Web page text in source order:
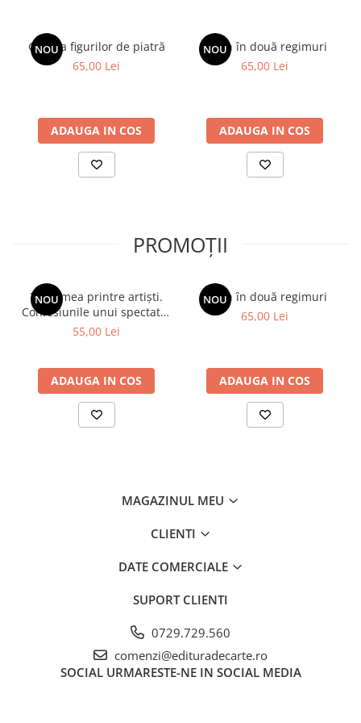
NOU
Galeria figurilor de piatră
65,00 Lei
ADAUGA IN COS
NOU
Spion în două regimuri
65,00 Lei
ADAUGA IN COS
PROMOȚII
NOU
Viața mea printre artiști.
Confesiunile unui spectator
fidel
55,00 Lei
ADAUGA IN COS
NOU
Spion în două regimuri
65,00 Lei
ADAUGA IN COS
MAGAZINUL MEU
CLIENTI
DATE COMERCIALE
SUPORT CLIENTI
0729.729.560
comenzi@edituradecarte.ro
SOCIAL URMARESTE-NE IN SOCIAL MEDIA